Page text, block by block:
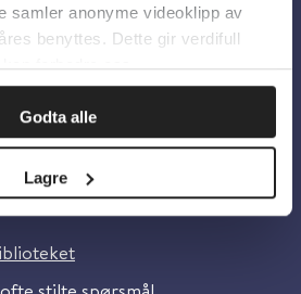
samler anonyme videoklipp av
benyttes. Dette gir verdifull
forbedre oss.
Godta alle
Lagre